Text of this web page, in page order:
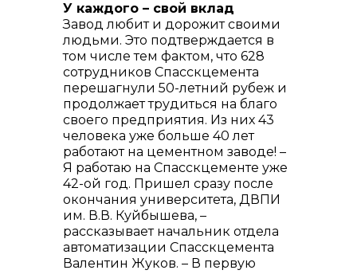
У каждого – свой вклад
Завод любит и дорожит своими
людьми. Это подтверждается в
том числе тем фактом, что 628
сотрудников Спасскцемента
перешагнули 50-летний рубеж и
продолжает трудиться на благо
своего предприятия. Из них 43
человека уже больше 40 лет
работают на цементном заводе! –
Я работаю на Спасскцементе уже
42-ой год. Пришел сразу после
окончания университета, ДВПИ
им. В.В. Куйбышева, –
рассказывает начальник отдела
автоматизации Спасскцемента
Валентин Жуков. – В первую